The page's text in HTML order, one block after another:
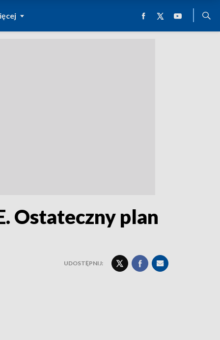
Ostateczny plan
UDOSTĘPNIJ: